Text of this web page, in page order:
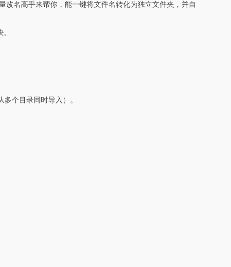
名高手来帮你，能一键将文件名转化为独立文件夹，并自
个目录同时导入）。